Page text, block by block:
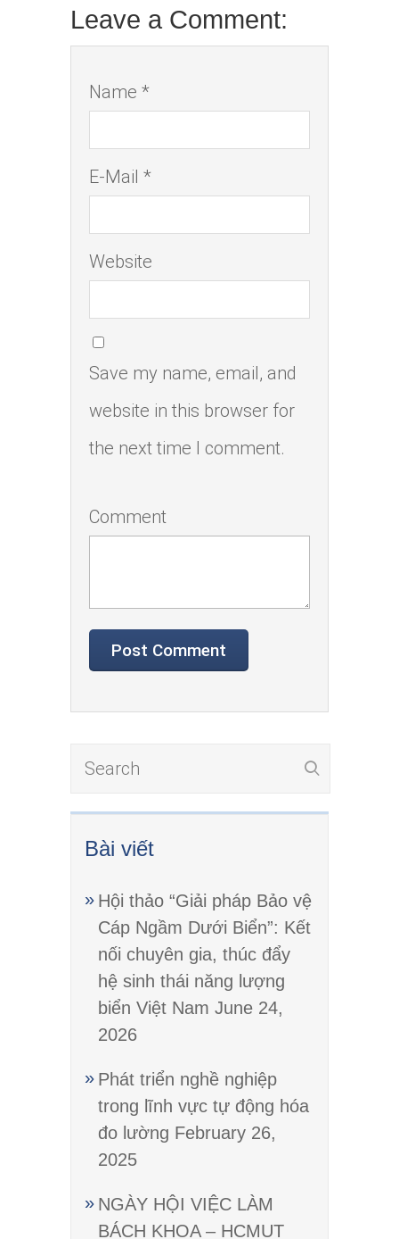
Bài viết
Hội thảo “Giải pháp Bảo vệ
Cáp Ngầm Dưới Biển”: Kết
nối chuyên gia, thúc đẩy
hệ sinh thái năng lượng
biển Việt Nam June 24,
2026
Phát triển nghề nghiệp
trong lĩnh vực tự động hóa
đo lường February 26,
2025
NGÀY HỘI VIỆC LÀM
BÁCH KHOA – HCMUT
Leave a Comment:
Name *
E-Mail *
Website
Save my name, email, and
website in this browser for
the next time I comment.
Comment